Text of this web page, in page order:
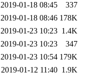
2019-01-18 08:45
337
2019-01-18 08:46 178K
2019-01-23 10:23 1.4K
2019-01-23 10:23
347
2019-01-23 10:54 179K
2019-01-12 11:40 1.9K